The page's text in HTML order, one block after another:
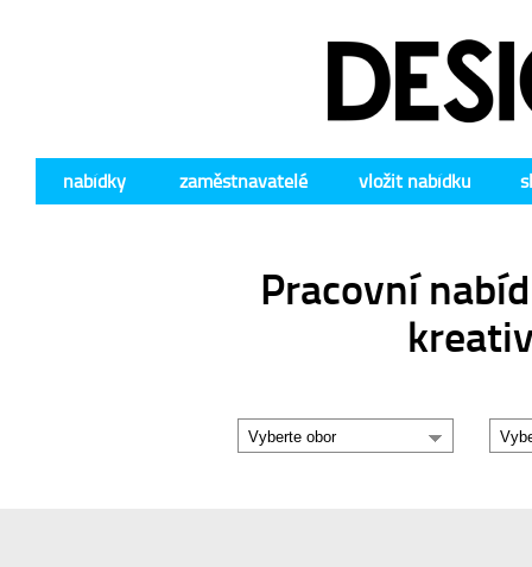
nabídky zaměstnavatelé vložit nabídku
Pracovní